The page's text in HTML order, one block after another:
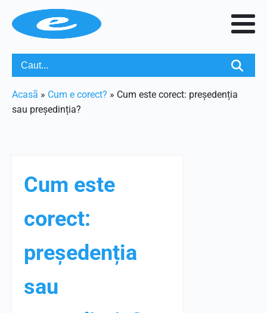
Acasã » Cum e corect? » Cum este corect: președenția
sau președinția?
Cum este
corect:
președenția
sau